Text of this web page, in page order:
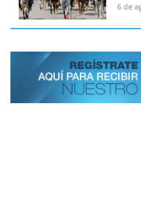
6 de